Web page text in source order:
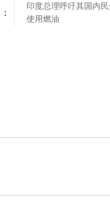
印度总理呼吁其国内
使用燃油